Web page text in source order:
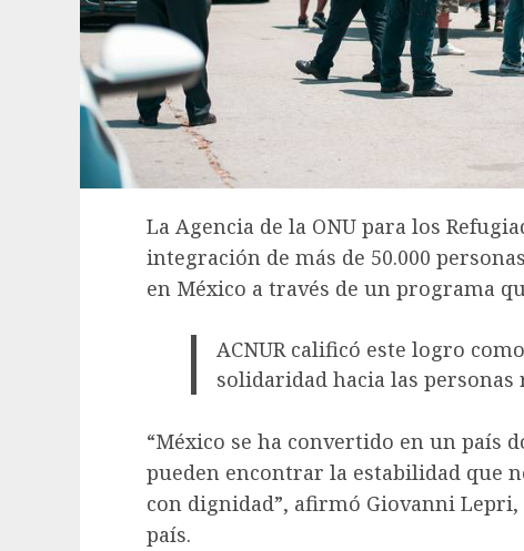
La Agencia de la ONU para los
integración de más de 50.000
en México a través de un programa
ACNUR calificó este logro
solidaridad hacia las personas
“México se ha convertido en un país
pueden encontrar la estabilidad que
con dignidad”, afirmó Giovanni
país.